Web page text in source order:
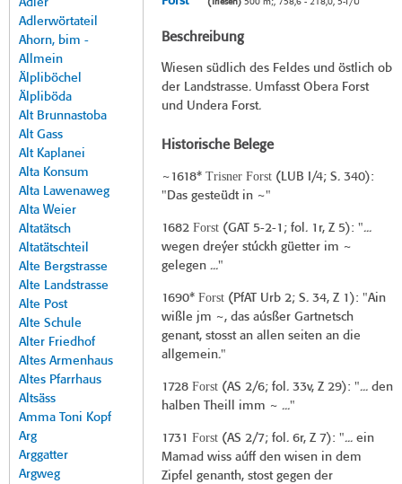
Adler
Adlerwörtateil
Ahorn, bim -
Allmein
Älpliböchel
Älpliböda
Alt Brunnastoba
Alt Gass
Alt Kaplanei
Alta Konsum
Alta Lawenaweg
Alta Weier
Altatätsch
Altatätschteil
Alte Bergstrasse
Alte Landstrasse
Alte Post
Alte Schule
Alter Friedhof
Altes Armenhaus
Altes Pfarrhaus
Altsäss
Amma Toni Kopf
Arg
Arggatter
Argweg
(Triesen)500 m;, 758,6 - 218,0, 5-T/U
Beschreibung
Wiesen südlich des Feldes und östlich ob
der Landstrasse. Umfasst Obera Forst
und Undera Forst.
Historische Belege
~1618* Trisner Forst( LUB I/4; S. 340):
"Das gesteüdt in ~"
1682 Forst(GAT 5-2-1 ; fol. 1r, Z 5): "...
wegen dreýer stúckh güetter im ~
gelegen ..."
1690* Forst( PfAT Urb 2; S. 34, Z 1): "Ain
wißle jm ~, das aúsßer Gartnetsch
genant, stosst an allen seiten an die
allgemein."
1728 Forst(AS 2/6; fol. 33v, Z 29): "... den
halben Theill imm ~ ..."
1731 Forst(AS 2/7; fol. 6r, Z 7): "... ein
Mamad wiss aúff den wisen in dem
Zipfel genanth, stost gegen der